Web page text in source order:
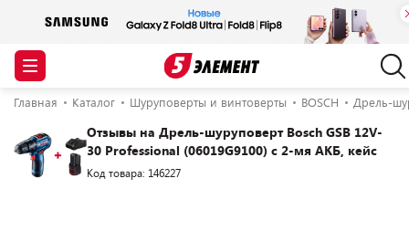
Главная Каталог Шуруповерты и винтоверты BOSCH Дрель-
Отзывы на Дрель-шуруповерт Bosch GSB 12V-
30 Professional (06019G9100) с 2-мя АКБ, кейс
Код товара: 146227